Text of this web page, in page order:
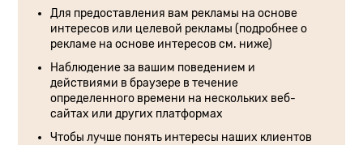
Для предоставления вам рекламы на основе
интересов или целевой рекламы (подробнее о
рекламе на основе интересов см. ниже)
Наблюдение за вашим поведением и
действиями в браузере в течение
определенного времени на нескольких веб-
сайтах или других платформах
Чтобы лучше понять интересы наших клиентов